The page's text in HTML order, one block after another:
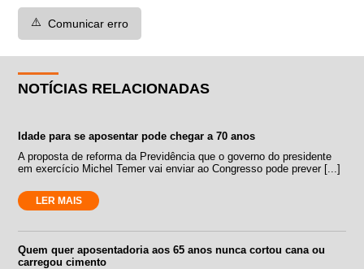
⚠️ Comunicar erro
NOTÍCIAS RELACIONADAS
Idade para se aposentar pode chegar a 70 anos
A proposta de reforma da Previdência que o governo do presidente
em exercício Michel Temer vai enviar ao Congresso pode prever [...]
LER MAIS
Quem quer aposentadoria aos 65 anos nunca cortou cana ou
carregou cimento